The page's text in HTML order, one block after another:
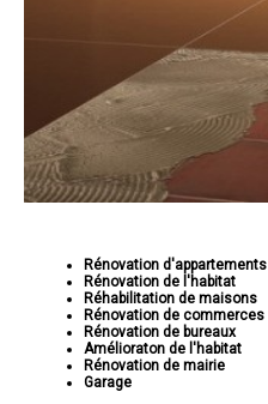
Rénovation d'appartements
Rénovation de l'habitat
Réhabilitation de maisons
Rénovation de commerces
Rénovation de bureaux
Amélioraton de l'habitat
Rénovation de mairie
Garage